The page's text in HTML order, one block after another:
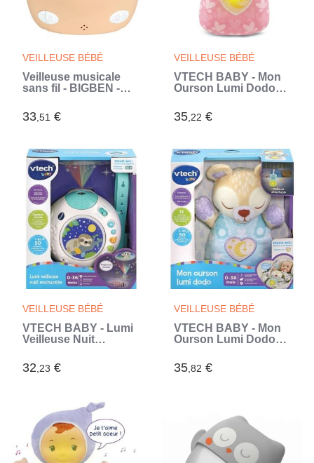
VEILLEUSE BÉBÉ
Veilleuse musicale
sans fil - BIGBEN -
360° - 13 films - 8
mélodies -
33,51 €
VEILLEUSE BÉBÉ
VTECH BABY - Mon
Ourson Lumi Dodo
35,22 €
VEILLEUSE BÉBÉ
VTECH BABY - Lumi
Veilleuse Nuit
32,23 €
VEILLEUSE BÉBÉ
VTECH BABY - Mon
Ourson Lumi Dodo
35,82 €